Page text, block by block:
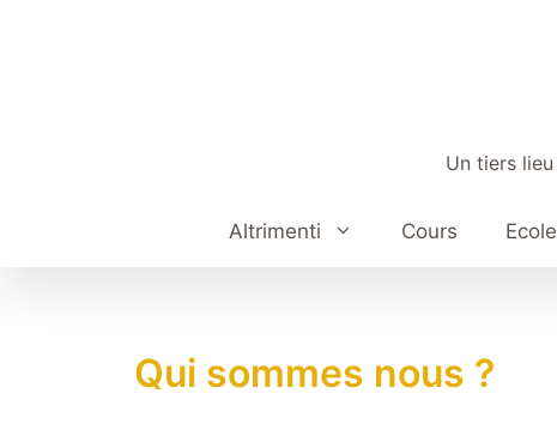
Un tiers
Altrimenti Cours
Qui sommes nous ?